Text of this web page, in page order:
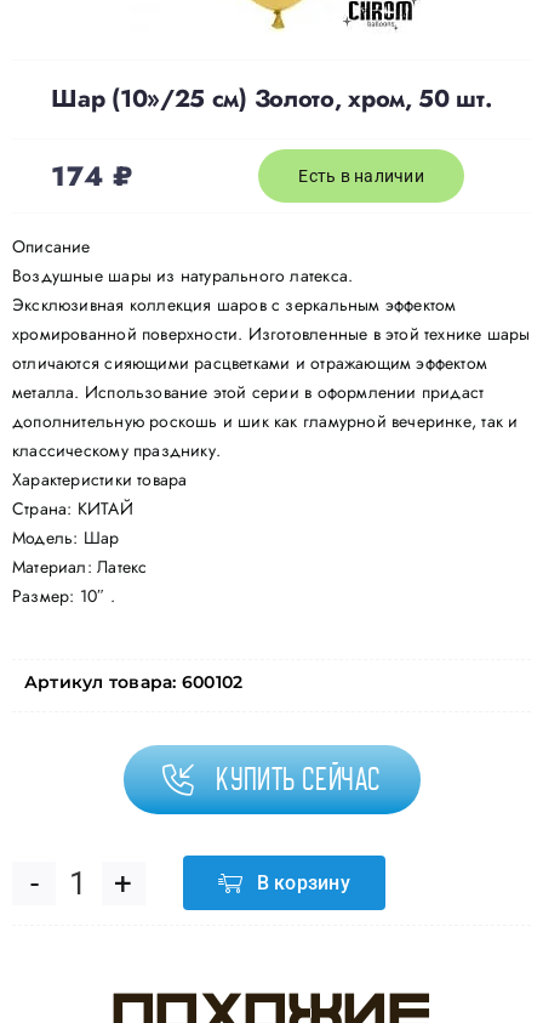
Политика конфиденциальности
Шар (10»/25 см) Золото, хром, 50 шт.
174 ₽ Есть в наличии
Описание
Воздушные шары из натурального латекса.
Эксклюзивная коллекция шаров с зеркальным эффектом
хромированной поверхности. Изготовленные в этой технике шары
отличаются сияющими расцветками и отражающим эффектом
металла. Использование этой серии в оформлении придаст
дополнительную роскошь и шик как гламурной вечеринке, так и
классическому празднику.
Характеристики товара
Страна: КИТАЙ
Модель: Шар
Материал: Латекс
Размер: 10″ .
Артикул товара: 600102
Купить сейчас
Количество
Шар
В корзину